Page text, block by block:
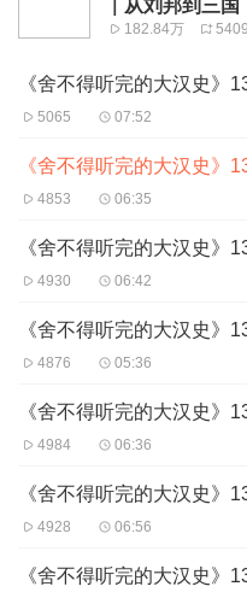
｜从刘邦到三
宇演播
182.84万 5409
《舍不得听完的大汉史》
5065 07:52
《舍不得听完的大汉史》
4853 06:35
《舍不得听完的大汉史》
4930 06:42
《舍不得听完的大汉史》
4876 05:36
《舍不得听完的大汉史》
4984 06:36
《舍不得听完的大汉史》
4928 06:56
《舍不得听完的大汉史》